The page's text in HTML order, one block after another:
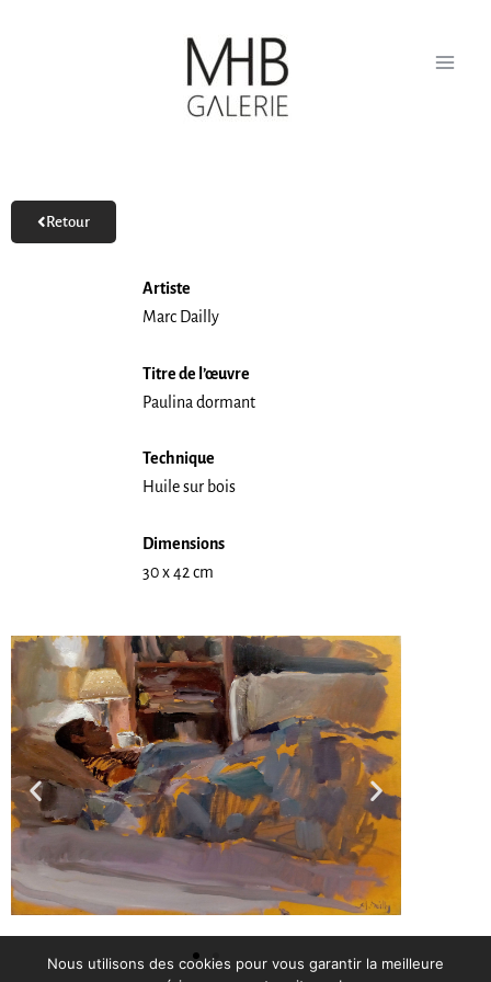
Retour
Artiste
Marc Dailly
Titre de l’œuvre
Paulina dormant
Technique
Huile sur bois
Dimensions
30 x 42 cm
Nous utilisons des cookies pour vous garantir la meilleure